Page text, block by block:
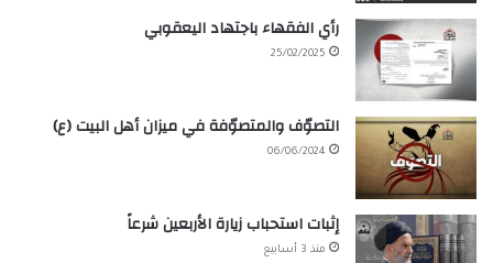
رأي الفقهاء باجتهاد اليعقوبي
25/02/2025
التصوّف والمتصوّفة في ميزان أهل البيت (ع)
06/06/2024
إثبات استحباب زيارة الأربعين شرعاً
منذ 3 أسابيع